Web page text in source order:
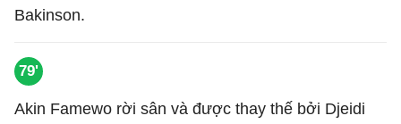
Bakinson.
79'
Akin Famewo rời sân và được thay thế bởi Djeidi